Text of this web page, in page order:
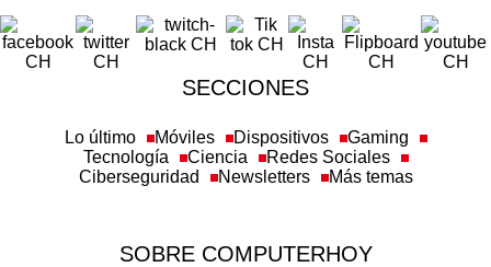
SECCIONES
Lo último Móviles Dispositivos
Gaming
Tecnología
Ciencia
Redes Sociales
Ciberseguridad
Newsletters Más temas
SOBRE COMPUTERHOY